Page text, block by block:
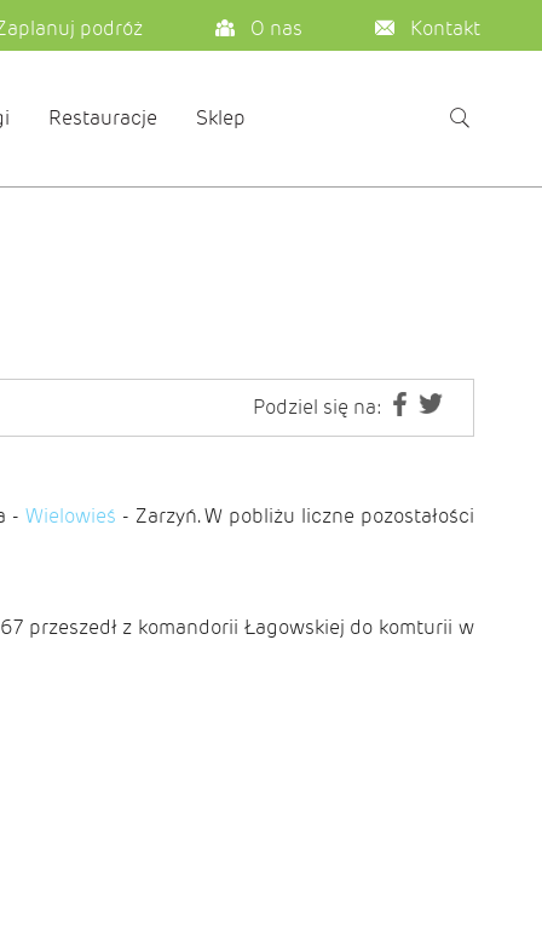
podróż O nas Kontakt
Restauracje Sklep
Podziel się na:
- Wielowieś - Zarzyń. W pobliżu liczne pozostałości
przeszedł z komandorii Łagowskiej do komturii w